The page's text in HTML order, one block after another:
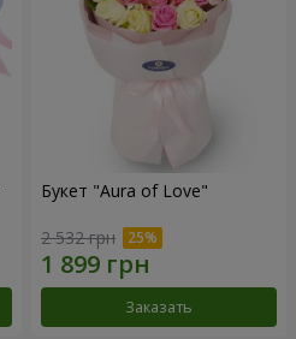
Букет "Aura of Love"
2 532 грн
Заказать